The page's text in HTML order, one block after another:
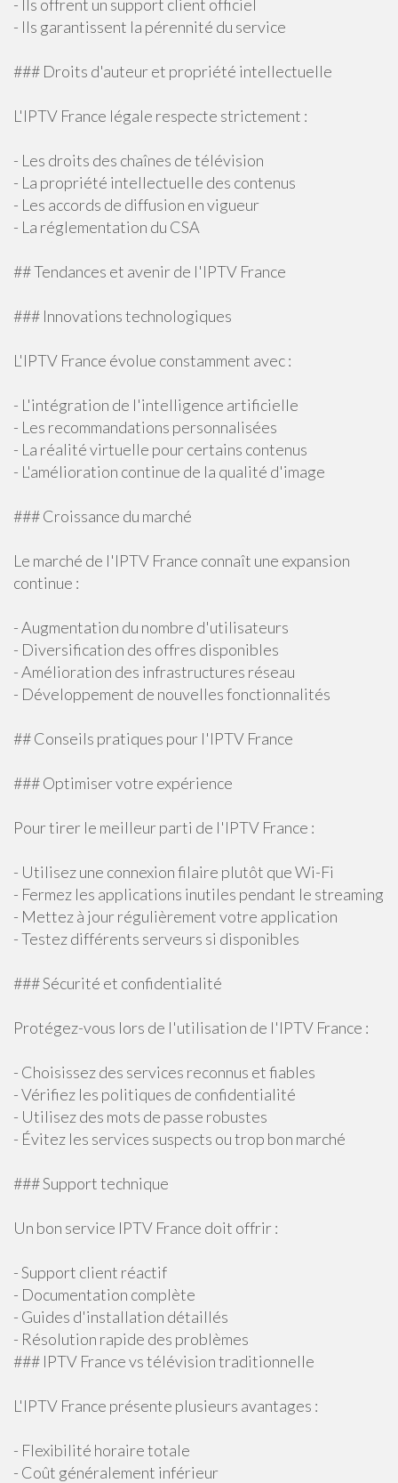
- Ils offrent un support client officiel
- Ils garantissent la pérennité du service
### Droits d'auteur et propriété intellectuelle
L'IPTV France légale respecte strictement :
- Les droits des chaînes de télévision
- La propriété intellectuelle des contenus
- Les accords de diffusion en vigueur
- La réglementation du CSA
## Tendances et avenir de l'IPTV France
### Innovations technologiques
L'IPTV France évolue constamment avec :
- L'intégration de l'intelligence artificielle
- Les recommandations personnalisées
- La réalité virtuelle pour certains contenus
- L'amélioration continue de la qualité d'image
### Croissance du marché
Le marché de l'IPTV France connaît une expansion
continue :
- Augmentation du nombre d'utilisateurs
- Diversification des offres disponibles
- Amélioration des infrastructures réseau
- Développement de nouvelles fonctionnalités
## Conseils pratiques pour l'IPTV France
### Optimiser votre expérience
Pour tirer le meilleur parti de l'IPTV France :
- Utilisez une connexion filaire plutôt que Wi-Fi
- Fermez les applications inutiles pendant le streaming
- Mettez à jour régulièrement votre application
- Testez différents serveurs si disponibles
### Sécurité et confidentialité
Protégez-vous lors de l'utilisation de l'IPTV France :
- Choisissez des services reconnus et fiables
- Vérifiez les politiques de confidentialité
- Utilisez des mots de passe robustes
- Évitez les services suspects ou trop bon marché
### Support technique
Un bon service IPTV France doit offrir :
- Support client réactif
- Documentation complète
- Guides d'installation détaillés
- Résolution rapide des problèmes
### IPTV France vs télévision traditionnelle
L'IPTV France présente plusieurs avantages :
- Flexibilité horaire totale
- Coût généralement inférieur